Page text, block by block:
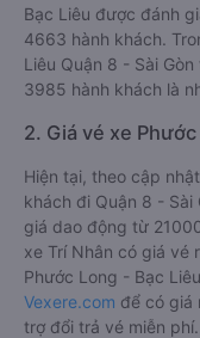
Bạc Liêu được đánh
4663 hành khách.
Liêu Quận 8 - Sài
3985 hành khách là
2. Giá vé xe
Hiện tại, theo cập
khách đi Quận 8 -
giá dao động từ
xe Trí Nhân có giá vé
Phước Long - Bạc
Vexere.com để có giá
trợ đổi trả vé miễn